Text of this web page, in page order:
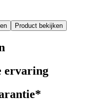
Product bekijken
ervaring